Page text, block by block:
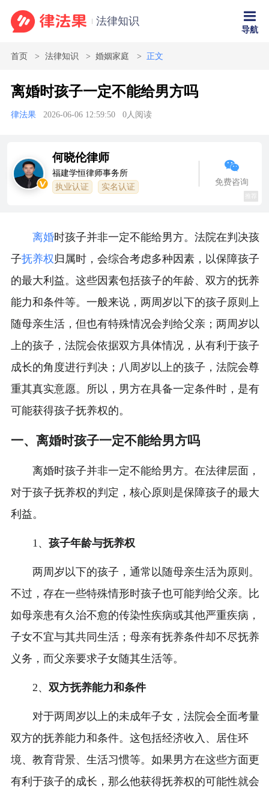
法律知识
导航
首页 法律知识 婚姻家庭 正文
离婚时孩子一定不能给男方吗
律法果 2026-06-06 12:59:50 0人阅读
何晓伦律师
福建学恒律师事务所
执业认证 实名认证
免费咨询
离婚时孩子并非一定不能给男方。法院在判决孩
子抚养权 归属时，会综合考虑多种因素，以保障孩子
的最大利益。这些因素包括孩子的年龄、双方的抚养
能力和条件等。一般来说，两周岁以下的孩子原则上
随母亲生活，但也有特殊情况会判给父亲；两周岁以
上的孩子，法院会依据双方具体情况，从有利于孩子
成长的角度进行判决；八周岁以上的孩子，法院会尊
重其真实意愿。所以，男方在具备一定条件时，是有
可能获得孩子抚养权的。
一、离婚时孩子一定不能给男方吗
离婚时孩子并非一定不能给男方。在法律层面，
对于孩子抚养权的判定，核心原则是保障孩子的最大
利益。
1、 孩子年龄与抚养权
两周岁以下的孩子，通常以随母亲生活为原则。
不过，存在一些特殊情形时孩子也可能判给父亲。比
如母亲患有久治不愈的传染性疾病或其他严重疾病，
子女不宜与其共同生活；母亲有抚养条件却不尽抚养
义务，而父亲要求子女随其生活等。
2、 双方抚养能力和条件
对于两周岁以上的未成年子女，法院会全面考量
双方的抚养能力和条件。这包括经济收入、居住环
境、教育背景、生活习惯等。如果男方在这些方面更
有利于孩子的成长，那么他获得抚养权的可能性就会